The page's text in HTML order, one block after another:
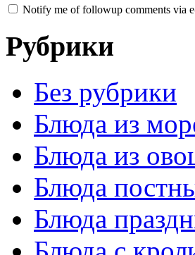
Notify me of followup comments via
Рубрики
Без рубрики
Блюда из
Блюда из
Блюда
Блюда